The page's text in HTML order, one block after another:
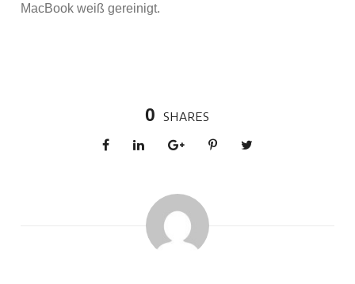
MacBook weiß gereinigt.
0 SHARES